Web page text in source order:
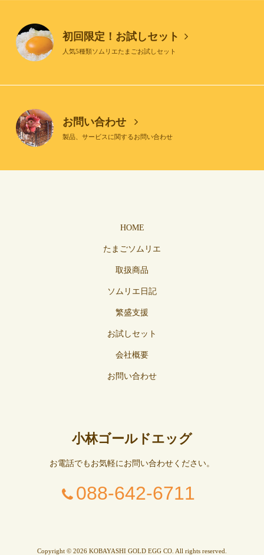
初回限定！お試しセット
人気5種類ソムリエたまごお試しセット
お問い合わせ
製品、サービスに関するお問い合わせ
HOME
たまごソムリエ
取扱商品
ソムリエ日記
繁盛支援
お試しセット
会社概要
お問い合わせ
小林ゴールドエッグ
お電話でもお気軽にお問い合わせください。
088-642-6711
Copyright © 2026 KOBAYASHI GOLD EGG CO. All rights reserved.